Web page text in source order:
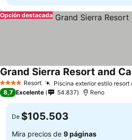
Opción destacada
4 EstrellasResort Piscina exterior estilo resort
Grand Sierra Resort and
8,7 Excelente 54.837 Reno
De $105.503
Mira precios de 9 páginas